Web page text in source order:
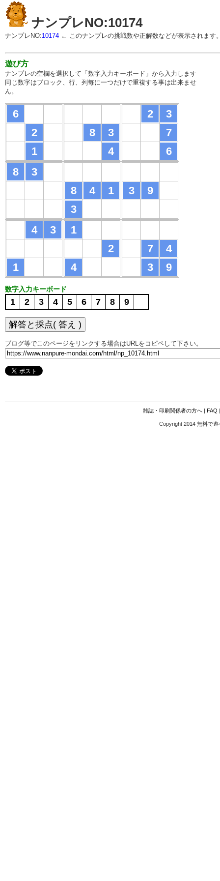
ナンプレNO:10174
ナンプレNO:10174 ← このナンプレの挑戦数や正解数などが表示されます
遊び方
ナンプレの空欄を選択して「数字入力キーボード」から入力します
同じ数字はブロック、行、列毎に一つだけで重複する事は出来ませ
ん。
6
2
1
8
3
4
2
3
7
6
8
3
8
4
1
3
3 9
4 3
1
1
2
4
7
4
3
9
数字入力キーボード
1 2 3 4 5 6 7 8 9
ブログ等でこのページをリンクする場合はURLをコピペして下さい。
雑誌・印刷関係者の方へ| FAQ
Copyright 2014 無料で